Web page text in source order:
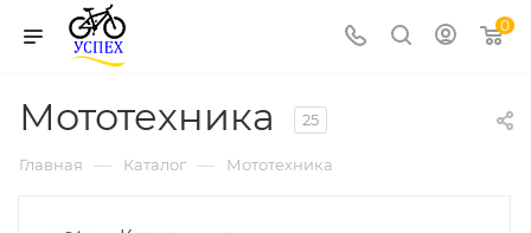
0
Мототехника 25
Главная — Каталог — Мототехника